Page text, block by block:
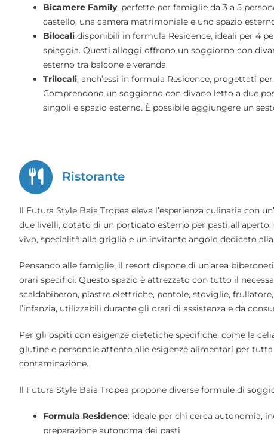
Bicamere Family, perfette per famiglie da 3 a 5
castello, una camera matrimoniale e uno spazio
Bilocali disponibili in formula Residence, ideali per 4
spiaggia. Questi alloggi offrono un soggiorno con
esterno tra balcone e veranda.
Trilocali, anch’essi in formula Residence, progettati
Comprendono un soggiorno con divano letto a due
singoli e spazio esterno. È possibile aggiungere un
Ristorante
Il Futura Style Baia Tropea eleva l’esperienza culinaria con
due livelli, dotato di un porticato esterno per pasti
vivo, specialità alla griglia e un invitante angolo dedicato alla
Pensando alle famiglie, il resort dispone di un’area
orari specifici. Questo spazio è attrezzato con tutto il
scaldabiberon, piastre elettriche, pentole, stoviglie,
l’infanzia, utilizzabili durante gli orari di assistenza e da
Per gli ospiti con esigenze dietetiche specifiche, come la
glutine e personale attento alle esigenze alimentari per
contaminazione.
Il Futura Style Baia Tropea propone diverse formule di
Formula Residence: ideale per chi cerca autonomia,
preparazione autonoma dei pasti.